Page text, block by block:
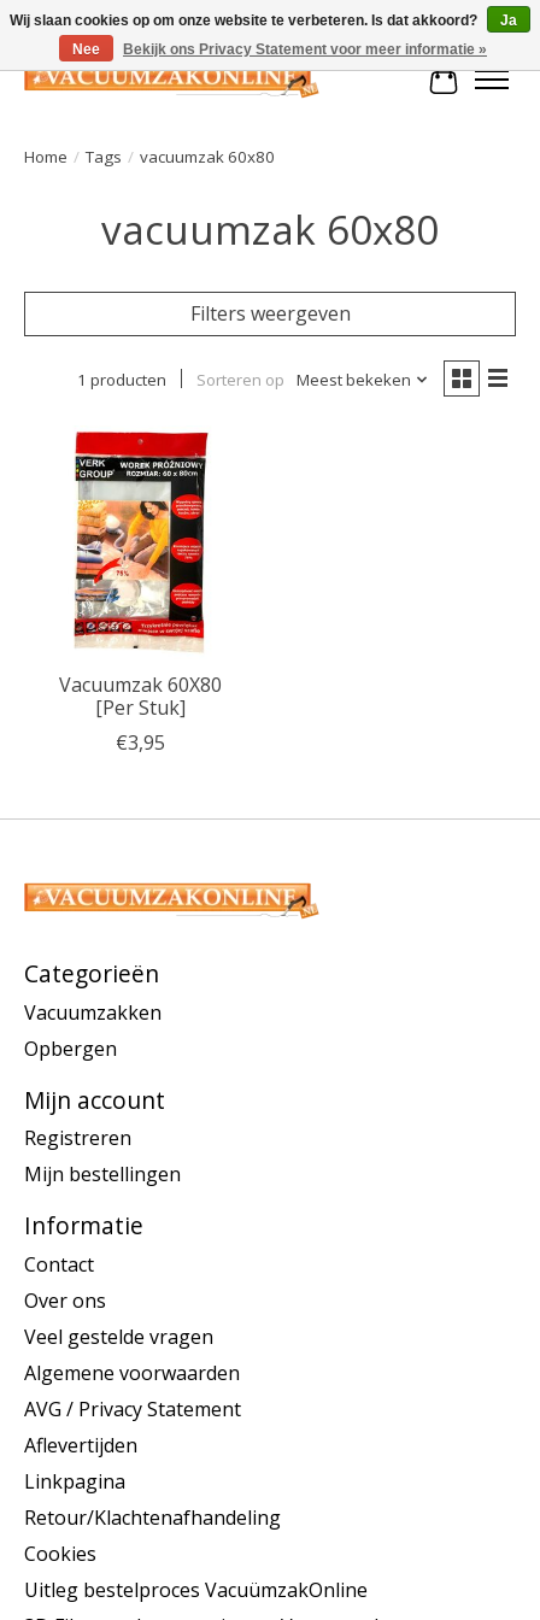
Home / Tags / vacuumzak 60x80
vacuumzak 60x80
Filters weergeven
1 producten Sorteren op Meest bekeken
Vacuumzak 60X80
[Per Stuk]
€3,95
Categorieën
Vacuumzakken
Opbergen
Mijn account
Registreren
Mijn bestellingen
Informatie
Contact
Over ons
Veel gestelde vragen
Algemene voorwaarden
AVG / Privacy Statement
Aflevertijden
Linkpagina
Retour/Klachtenafhandeling
Cookies
Uitleg bestelproces VacuümzakOnline
Wij slaan cookies op om onze website te verbeteren. Is dat akkoord?
Ja
Nee
Bekijk ons Privacy Statement voor meer informatie »